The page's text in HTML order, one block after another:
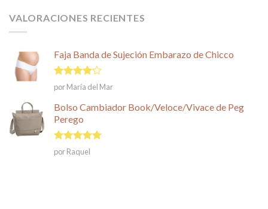
VALORACIONES RECIENTES
Faja Banda de Sujeción Embarazo de Chicco
Valorado
en
5
por María del Mar
Bolso Cambiador Book/Veloce/Vivace de Peg
Perego
Valorado en
5
de 5
por Raquel